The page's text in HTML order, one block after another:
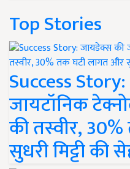
Top Stories
Success
जायटॉनिक
की तस्वीर,
सुधरी मिट्टी की